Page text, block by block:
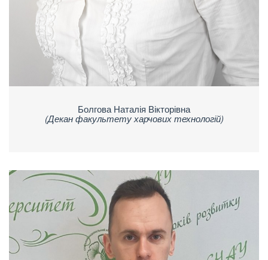
Болгова Наталія Вікторівна
(Декан факультету харчових технологій)